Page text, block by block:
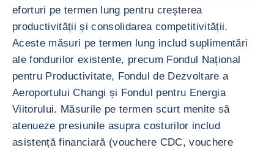
eforturi pe termen lung pentru creșterea
productivității și consolidarea competitivității.
Aceste măsuri pe termen lung includ suplimentări
ale fondurilor existente, precum Fondul Național
pentru Productivitate, Fondul de Dezvoltare a
Aeroportului Changi și Fondul pentru Energia
Viitorului. Măsurile pe termen scurt menite să
atenueze presiunile asupra costurilor includ
asistență financiară (vouchere CDC, vouchere